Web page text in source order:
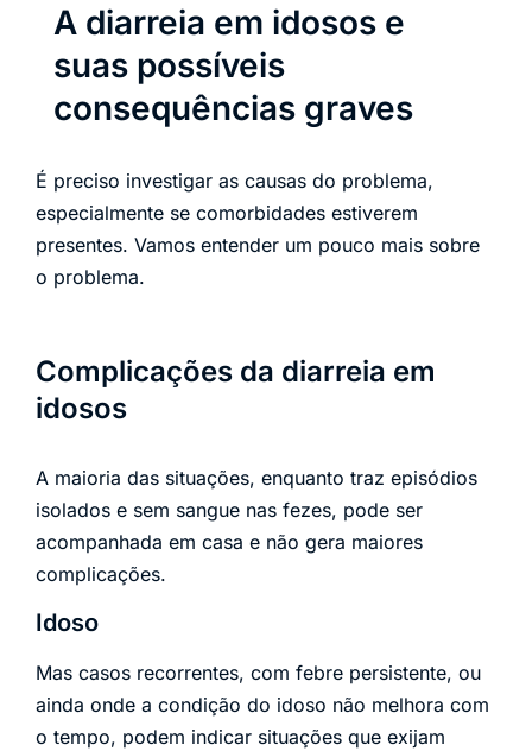
A diarreia em idosos e
suas possíveis
consequências graves
É preciso investigar as causas do problema,
especialmente se comorbidades estiverem
presentes. Vamos entender um pouco mais sobre
o problema.
Complicações da diarreia em
idosos
A maioria das situações, enquanto traz episódios
isolados e sem sangue nas fezes, pode ser
acompanhada em casa e não gera maiores
complicações.
Idoso
Mas casos recorrentes, com febre persistente, ou
ainda onde a condição do idoso não melhora com
o tempo, podem indicar situações que exijam